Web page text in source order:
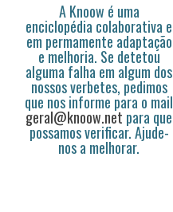
A Knoow é uma
enciclopédia colaborativa e
em permamente adaptação
e melhoria. Se detetou
alguma falha em algum dos
nossos verbetes, pedimos
que nos informe para o mail
geral@knoow.net para que
possamos verificar. Ajude-
nos a melhorar.